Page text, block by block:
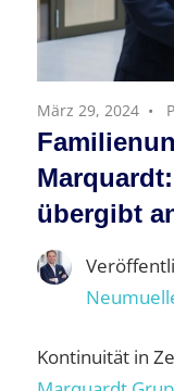
März 29, 2024
übergibt
Kontinuität in